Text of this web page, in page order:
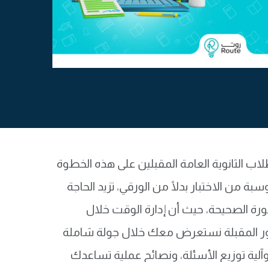
الثانوية العامة المقبلين على هذه الخطوة
من الاختبار بدلًا من الورقي، تزيد الحاجة
الصحيحة، حيث أن إدارة الوقت خلال
المقبلة نستعرض معك خلال جولة شاملة
توزيع الأسئلة، ونصائح عملية تساعدك